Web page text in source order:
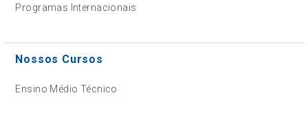
Programas Internacionais
Nossos Cursos
Ensino Médio Técnico